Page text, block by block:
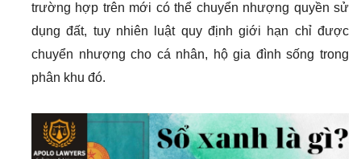
trường hợp trên mới có thể chuyển nhượng quyền sử
dụng đất, tuy nhiên luật quy định giới hạn chỉ được
chuyển nhượng cho cá nhân, hộ gia đình sống trong
phân khu đó.